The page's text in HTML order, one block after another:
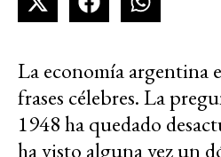
La economía argentina
frases célebres. La
1948 ha quedado
ha visto alguna vez un